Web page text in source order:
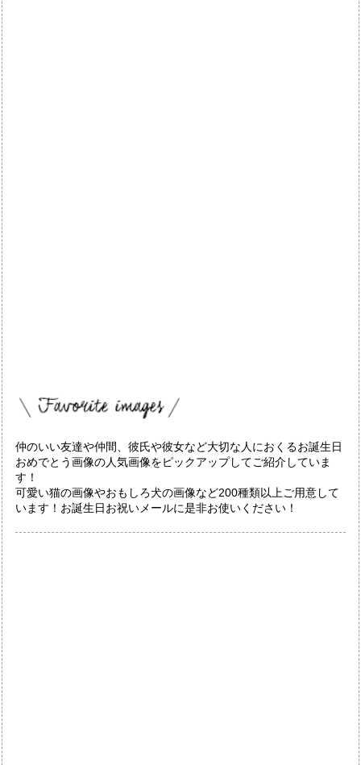
仲のいい友達や仲間、彼氏や彼女など大切な人におくるお誕生日
おめでとう画像の人気画像をピックアップしてご紹介していま
す！
可愛い猫の画像やおもしろ犬の画像など200種類以上ご用意して
います！お誕生日お祝いメールに是非お使いください！